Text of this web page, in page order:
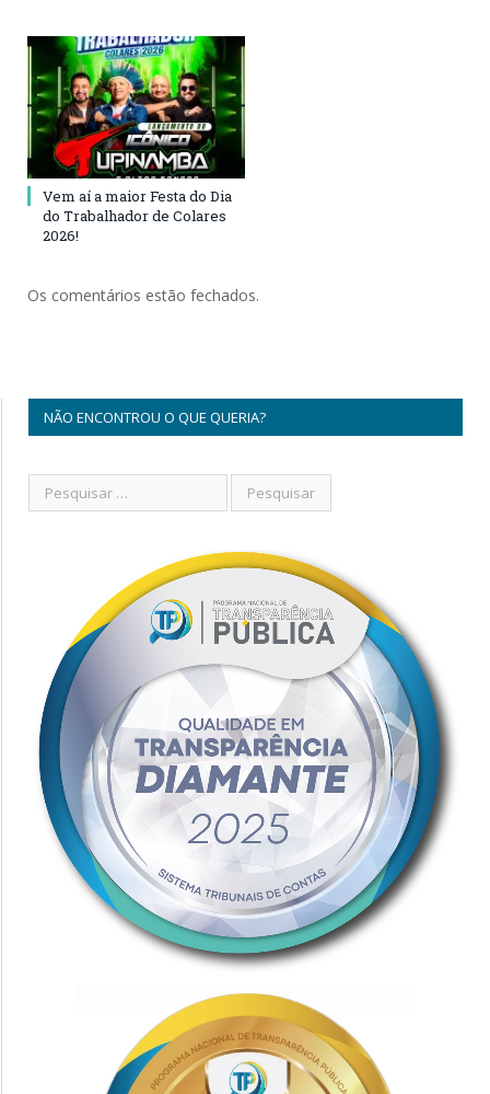
Vem aí a maior Festa do Dia
do Trabalhador de Colares
2026!
Os comentários estão fechados.
NÃO ENCONTROU O QUE QUERIA?